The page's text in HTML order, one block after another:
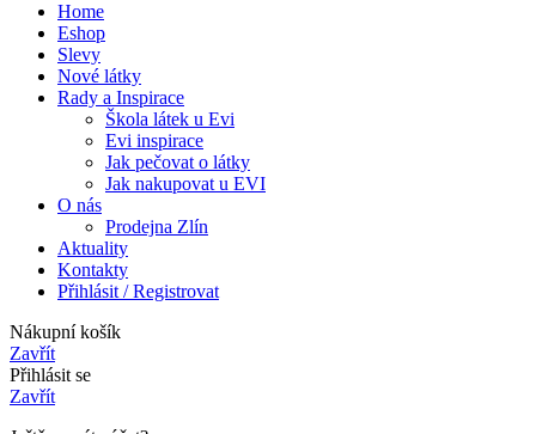
Home
Eshop
Slevy
Nové látky
Rady a Inspirace
Škola látek u Evi
Evi inspirace
Jak pečovat o látky
Jak nakupovat u EVI
O nás
Prodejna Zlín
Aktuality
Kontakty
Přihlásit / Registrovat
Nákupní košík
Zavřít
Přihlásit se
Zavřít